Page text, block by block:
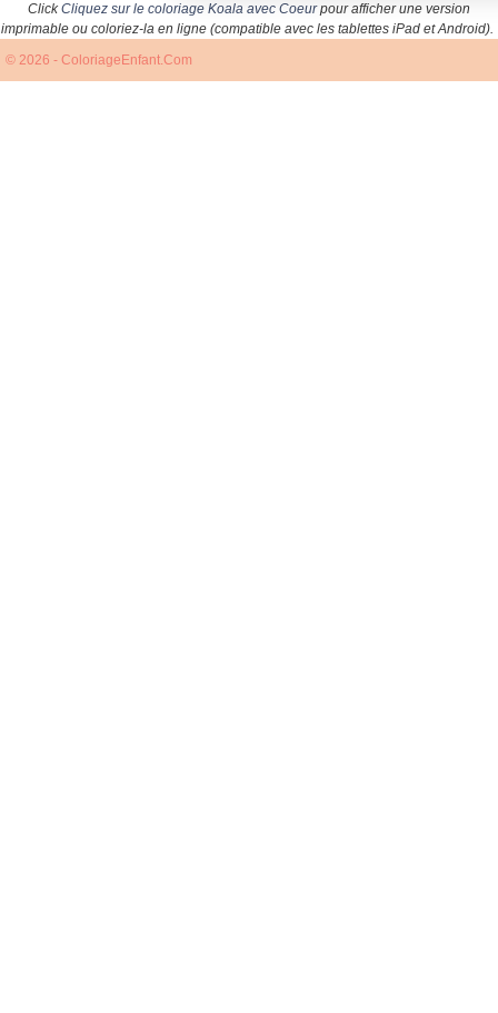
ClickCliquez sur le coloriage Koala avec Coeurpour afficher une version
imprimable ou coloriez-la en ligne (compatible avec les tablettes iPad et Android).
© 2026 - ColoriageEnfant.Com